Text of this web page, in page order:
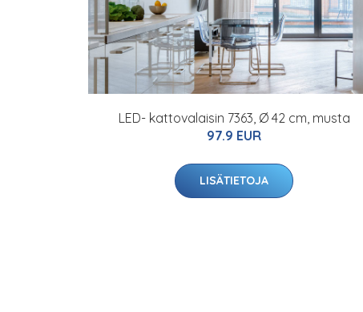
LED- kattovalaisin 7363, Ø 42 cm, musta
97.9 EUR
LISÄTIETOJA